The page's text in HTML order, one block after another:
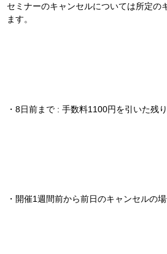
セミナーのキャンセルについては所定の
ます。
・8日前まで : 手数料1100円を引いた残
・開催1週間前から前日のキャンセルの